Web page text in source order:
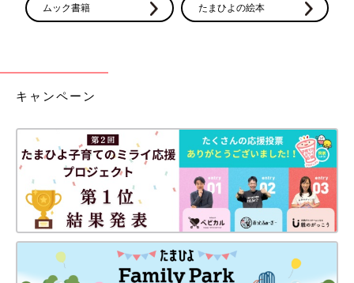
ムック書籍 たまひよの絵本
キャンペーン